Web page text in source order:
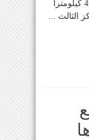
بالمرحلة الرملية التي امتدت لمسافة 457 كيلومترا
الثالث ...